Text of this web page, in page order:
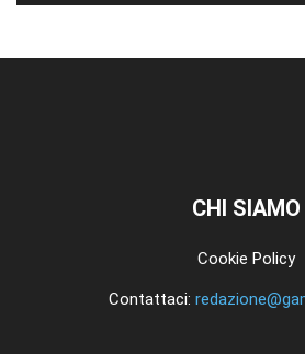
CHI SIAMO
Cookie Policy
Contattaci: